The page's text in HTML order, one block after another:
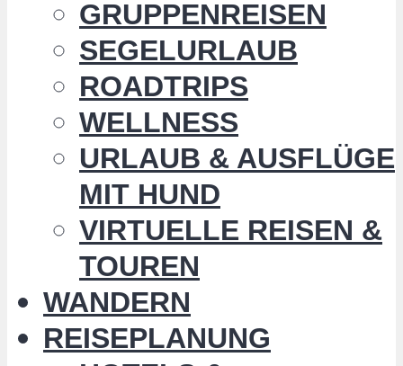
GRUPPENREISEN
SEGELURLAUB
ROADTRIPS
WELLNESS
URLAUB & AUSFLÜGE
MIT HUND
VIRTUELLE REISEN &
TOUREN
WANDERN
REISEPLANUNG